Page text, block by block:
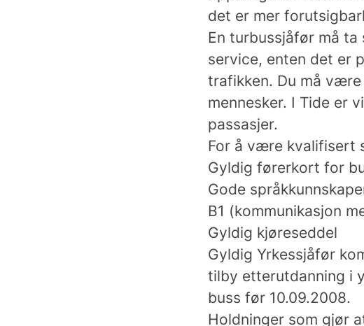
det er mer
En turbussjåfør må
service, enten det er
trafikken. Du må
mennesker. I Tide er
passasjer.
For å være kvalifisert
Gyldig førerkort for
Gode
B1 (kommunikasjon
Gyldig kjøreseddel
Gyldig Yrkessjåfør
tilby etterutdanning i
buss før 10.09.2008.
Holdninger som gjør